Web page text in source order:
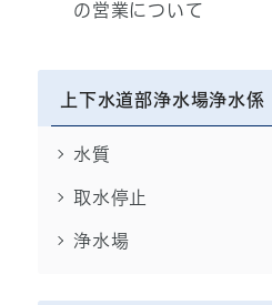
の営業について
上下水道部浄水場浄水係
水質
取水停止
浄水場